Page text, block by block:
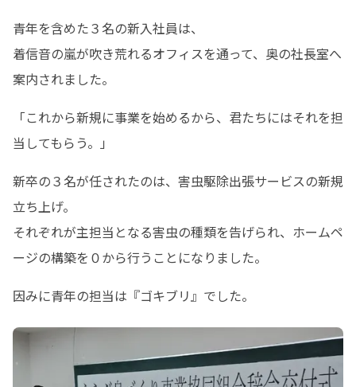
青年を含めた３名の新入社員は、
着信音の嵐が吹き荒れるオフィスを通って、奥の社長室へ
案内されました。
「これから新規に事業を始めるから、君たちにはそれを担
当してもらう。」
新卒の３名が任されたのは、害虫駆除出張サービスの新規
立ち上げ。
それぞれが主担当となる害虫の種類を告げられ、ホームペ
ージの構築を０から行うことになりました。
因みに青年の担当は『ゴキブリ』でした。